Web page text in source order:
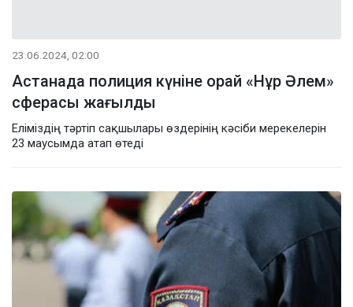
23.06.2024, 02:00
Астанада полиция күніне орай «Нұр Әлем»
сферасы жағылды
Еліміздің тәртіп сақшылары өздерінің кәсіби мерекелерін
23 маусымда атап өтеді